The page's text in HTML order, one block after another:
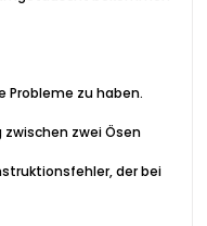
Probleme zu haben.
zwischen zwei Ösen
der bei